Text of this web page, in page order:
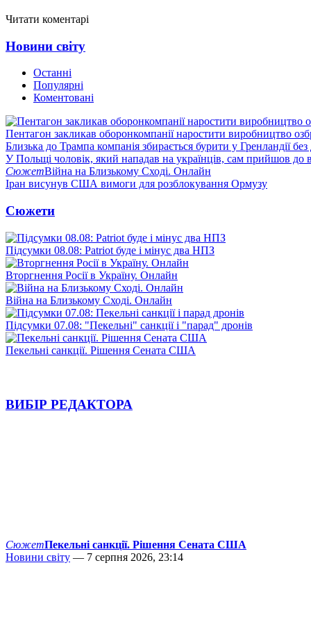
Читати коментарі
Новини світу
Останні
Популярні
Коментовані
Пентагон закликав оборонкомпанії наростити виробництво
Близька до Трампа компанія збирається бурити у Гренландії
У Польщі чоловік, який нападав на українців, сам прийшов до
СюжетВійна на Близькому Сході. Онлайн
Іран висунув США вимоги для розблокування Ормузу
Сюжети
Підсумки 08.08: Patriot буде і мінус два НПЗ
Вторгнення Росії в Україну. Онлайн
Війна на Близькому Сході. Онлайн
Підсумки 07.08: "Пекельні" санкції і "парад" дронів
Пекельні санкції. Рішення Сената США
ВИБІР РЕДАКТОРА
СюжетПекельні санкції. Рішення Сената США
Новини світу — 7 серпня 2026, 23:14